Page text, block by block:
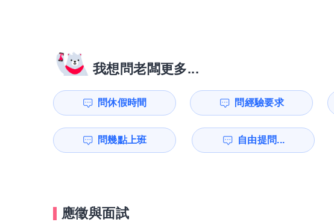
我想問老闆更多...
問休假時間 問經驗要求
問幾點上班 自由提問...
應徵與面試